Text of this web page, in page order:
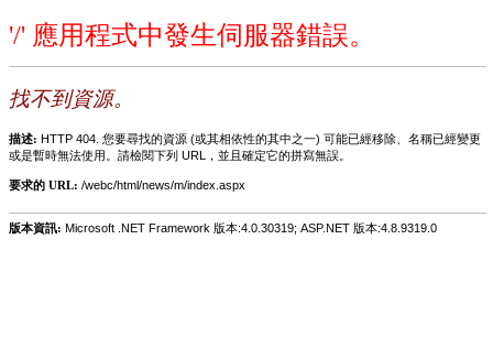
'/' 應用程式中發生伺服器錯誤。
找不到資源。
描述: HTTP 404. 您要尋找的資源 (或其相依性的其中之一) 可能已經移除、名稱已經變更
或是暫時無法使用。請檢閱下列 URL，並且確定它的拼寫無誤。
要求的 URL: /webc/html/news/m/index.aspx
版本資訊: Microsoft .NET Framework 版本:4.0.30319; ASP.NET 版本:4.8.9319.0